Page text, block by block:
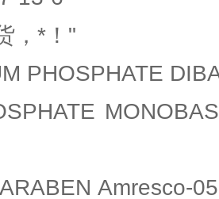
，*！"
PHOSPHATE
Amresco-